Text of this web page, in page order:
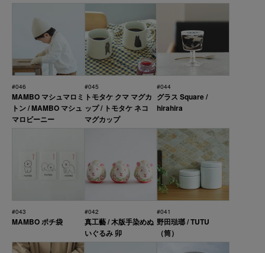
#046
MAMBO マシュマロミ
トン / MAMBO マシュ
マロビーニー
#045
トモタケ クマ マグカ
ップ / トモタケ ネコ
マグカップ
#044
グラス Square /
hirahira
#043
MAMBO ポチ袋
#042
真工藝 / 木版手染めぬ
いぐるみ 卯
#041
野田琺瑯 / TUTU
（筒）